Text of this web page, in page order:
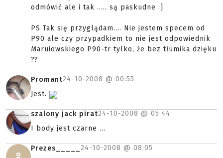
odmówić ale i tak ..... są paskudne :]
PS Tak się przyglądam.... Nie jestem specem od
P90 ale czy przypadkiem to nie jest odpowiednik
Maruiowskiego P90-tr tylko, że bez tłumika dzięku
??
Promant24-10-2008 @ 00:55
Jest.
szalony jack pirat24-10-2008 @ 05:44
I body jest czarne ...
Prezes_____ 24-10-2008 @ 08:05